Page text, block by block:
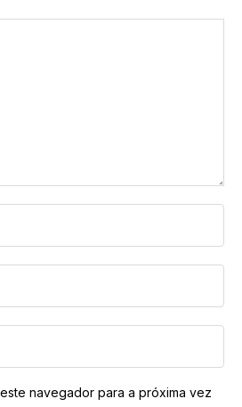
navegador para a próxima vez